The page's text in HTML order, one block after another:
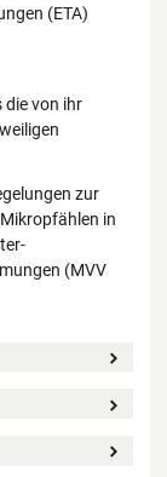
(ETA)
die von ihr
zur
in
(MVV